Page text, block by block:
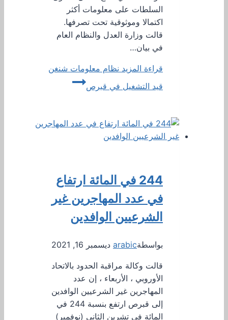
السلطات على معلومات أكثر
اكتمالا وموثوقية تحت تصرفها.
قالت وزارة العدل والنظام العام
في بيان…
قراءة المزيد نظام معلومات شنغن
قيد التشغيل في قبرص
244 في المائة ارتفاع
في عدد المهاجرين غير
الشرعيين الوافدين
بواسطةarabic ديسمبر 16, 2021
قالت وكالة مراقبة الحدود بالاتحاد
الأوروبي ، الأربعاء ، إن عدد
المهاجرين غير الشرعيين الوافدين
إلى قبرص ارتفع بنسبة 244 في
المائة في تشرين الثاني (نوفمبر)